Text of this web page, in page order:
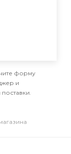
форму
и